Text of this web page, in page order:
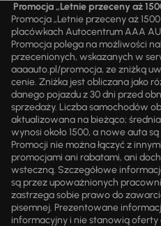
Promocja „Letnie przeceny aż
Promocja „Letnie przeceny aż
placówkach Autocentrum AAA
Promocja polega na możliwości
przecenionych, wskazanych w
aaaauto.pl/promocja, ze zniżką
cenie. Zniżka jest obliczana jako
danego pojazdu z 30 dni przed
sprzedaży. Liczba samochodów
aktualizowana na bieżąco;
wynosi około 1500, a nowe auta
Promocji nie można łączyć z
promocjami ani rabatami, ani
wsteczną. Szczegółowe
są przez upoważnionych
zastrzega sobie prawo do
pisemnej. Prezentowane
informacyjny i nie stanowią